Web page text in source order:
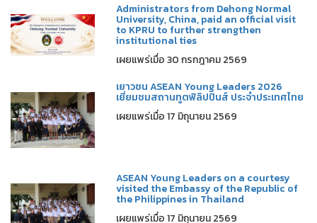
Administrators from Dehong Normal
University, China, paid an official visit
to KPRU to further strengthen
institutional ties
เผยแพร่เมื่อ 30 กรกฎาคม 2569
เยาวชน ASEAN Young Leaders 2026
เยี่ยมชมสถานทูตฟิลิปปินส์ ประจำประเทศไทย
เผยแพร่เมื่อ 17 มิถุนายน 2569
ASEAN Young Leaders on a courtesy
visited the Embassy of the Republic of
the Philippines in Thailand
เผยแพร่เมื่อ 17 มิถุนายน 2569